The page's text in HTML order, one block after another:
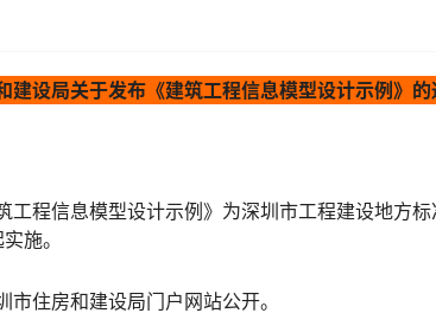
建设局关于发布《建筑工程信息模型设计示例》
程信息模型设计示例》为深圳市工程建设地方
施。
住房和建设局门户网站公开。